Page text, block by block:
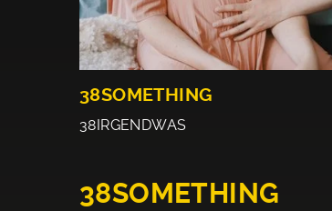
38SOMETHING
38IRGENDWAS
38SOMETHING